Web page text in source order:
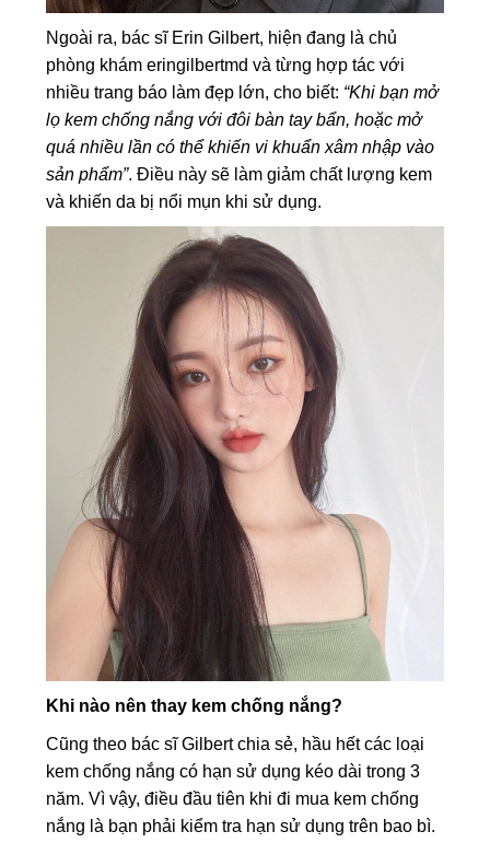
Ngoài ra, bác sĩ Erin Gilbert, hiện đang là chủ
phòng khám eringilbertmd và từng hợp tác với
nhiều trang báo làm đẹp lớn, cho biết: “Khi bạn mở
lọ kem chống nắng với đôi bàn tay bẩn, hoặc mở
quá nhiều lần có thể khiến vi khuẩn xâm nhập vào
sản phẩm”. Điều này sẽ làm giảm chất lượng kem
và khiến da bị nổi mụn khi sử dụng.
Khi nào nên thay kem chống nắng?
Cũng theo bác sĩ Gilbert chia sẻ, hầu hết các loại
kem chống nắng có hạn sử dụng kéo dài trong 3
năm. Vì vậy, điều đầu tiên khi đi mua kem chống
nắng là bạn phải kiểm tra hạn sử dụng trên bao bì.